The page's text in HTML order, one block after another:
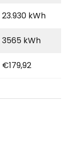
23.930 kWh
3565 kWh
€179,92